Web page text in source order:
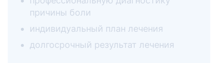
причины боли
индивидуальный план лечения
долгосрочный результат лечения